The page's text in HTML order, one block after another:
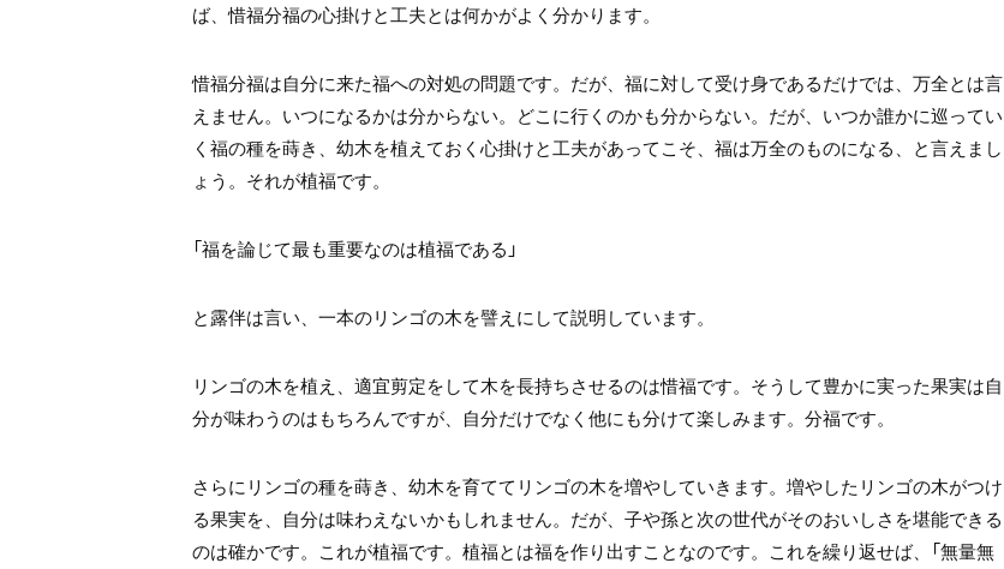
ば、惜福分福の心掛けと工夫とは何かがよく分かります。
惜福分福は自分に来た福への対処の問題です。だが、福に対して受け身であるだけでは、万全とは言
えません。いつになるかは分からない。どこに行くのかも分からない。だが、いつか誰かに巡ってい
く福の種を蒔き、幼木を植えておく心掛けと工夫があってこそ、福は万全のものになる、と言えまし
ょう。それが植福です。
「福を論じて最も重要なのは植福である」
と露伴は言い、一本のリンゴの木を譬えにして説明しています。
リンゴの木を植え、適宜剪定をして木を長持ちさせるのは惜福です。そうして豊かに実った果実は自
分が味わうのはもちろんですが、自分だけでなく他にも分けて楽しみます。分福です。
さらにリンゴの種を蒔き、幼木を育ててリンゴの木を増やしていきます。増やしたリンゴの木がつけ
る果実を、自分は味わえないかもしれません。だが、子や孫と次の世代がそのおいしさを堪能できる
のは確かです。これが植福です。植福とは福を作り出すことなのです。これを繰り返せば、「無量無